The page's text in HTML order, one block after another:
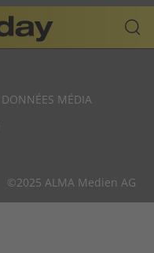
DONNÉES MÉDIA
©2025 ALMA Medien AG